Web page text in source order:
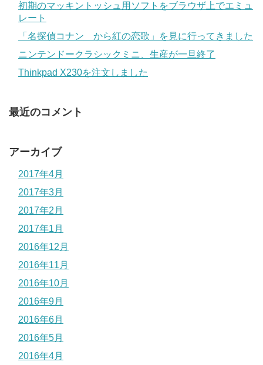
初期のマッキントッシュ用ソフトをブラウザ上でエミュ
レート
「名探偵コナン から紅の恋歌」を見に行ってきました
ニンテンドークラシックミニ、生産が一旦終了
Thinkpad X230を注文しました
最近のコメント
アーカイブ
2017年4月
2017年3月
2017年2月
2017年1月
2016年12月
2016年11月
2016年10月
2016年9月
2016年6月
2016年5月
2016年4月